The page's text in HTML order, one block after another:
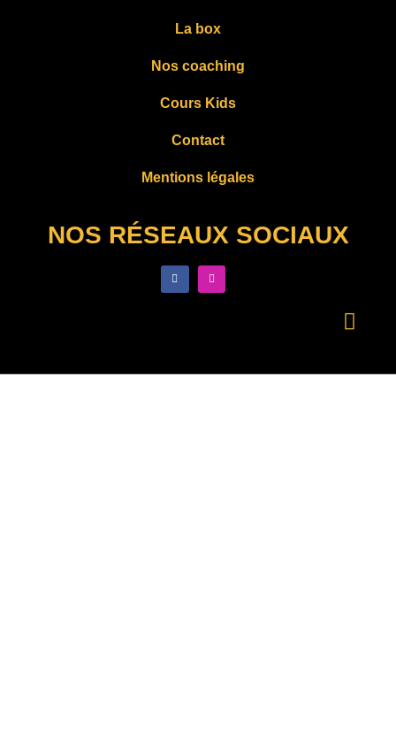
La box
Nos coaching
Cours Kids
Contact
Mentions légales
NOS RÉSEAUX SOCIAUX